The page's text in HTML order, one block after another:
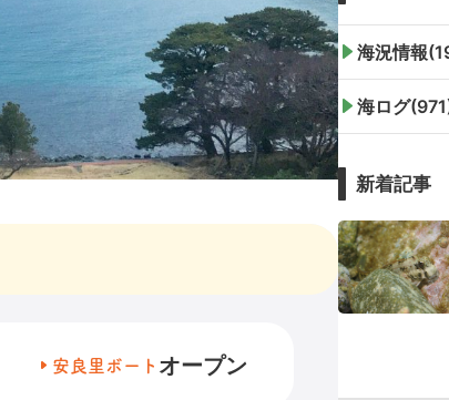
安良里ボート オープン
海況情報
海ログ
新着記事